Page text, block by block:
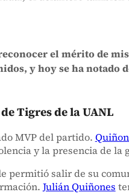
el mérito de
y hoy se ha notado
Tigres de la UANL
MVP del partido.
y la presencia de la
permitió salir de su
Julián Quiñones